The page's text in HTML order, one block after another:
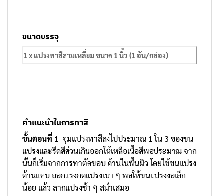
ขนาดบรรจุ
1 x แปรงทาสีสามเหลี่ยม ขนาด 1 นิ้ว (1 อัน/กล่อง)
คำแนะนำในการทาสี
ขั้นตอนที่ 1 จุ่มแปรงทาสีลงไปประมาณ 1 ใน 3 ของขน
แปรงและรีดสีส่วนเกินออกให้เหลือเนื้อสีพอประมาณ จาก
นั้นก็เริ่มจากการทาตัดขอบ ด้านในพื้นผิว โดยใช้ขนแปรง
ด้านแคบ ออกแรงกดแปรงเบา ๆ พอให้ขนแปรงงอเล็ก
น้อย แล้ว ลากแปรงช้า ๆ สม่ำเสมอ